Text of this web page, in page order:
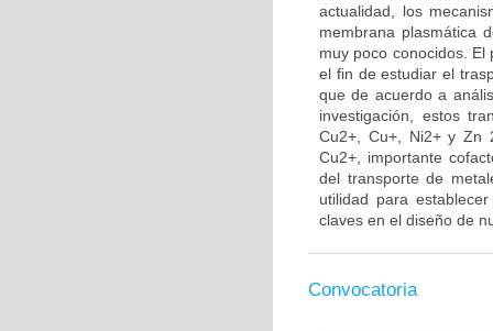
actualidad, los
membrana plasmática
muy poco conocidos.
el fin de estudiar el
que de acuerdo a
investigación, estos
Cu2+, Cu+, Ni2+ y Zn
Cu2+, importante
del transporte de
utilidad para
claves en el diseño de
Convocatoria